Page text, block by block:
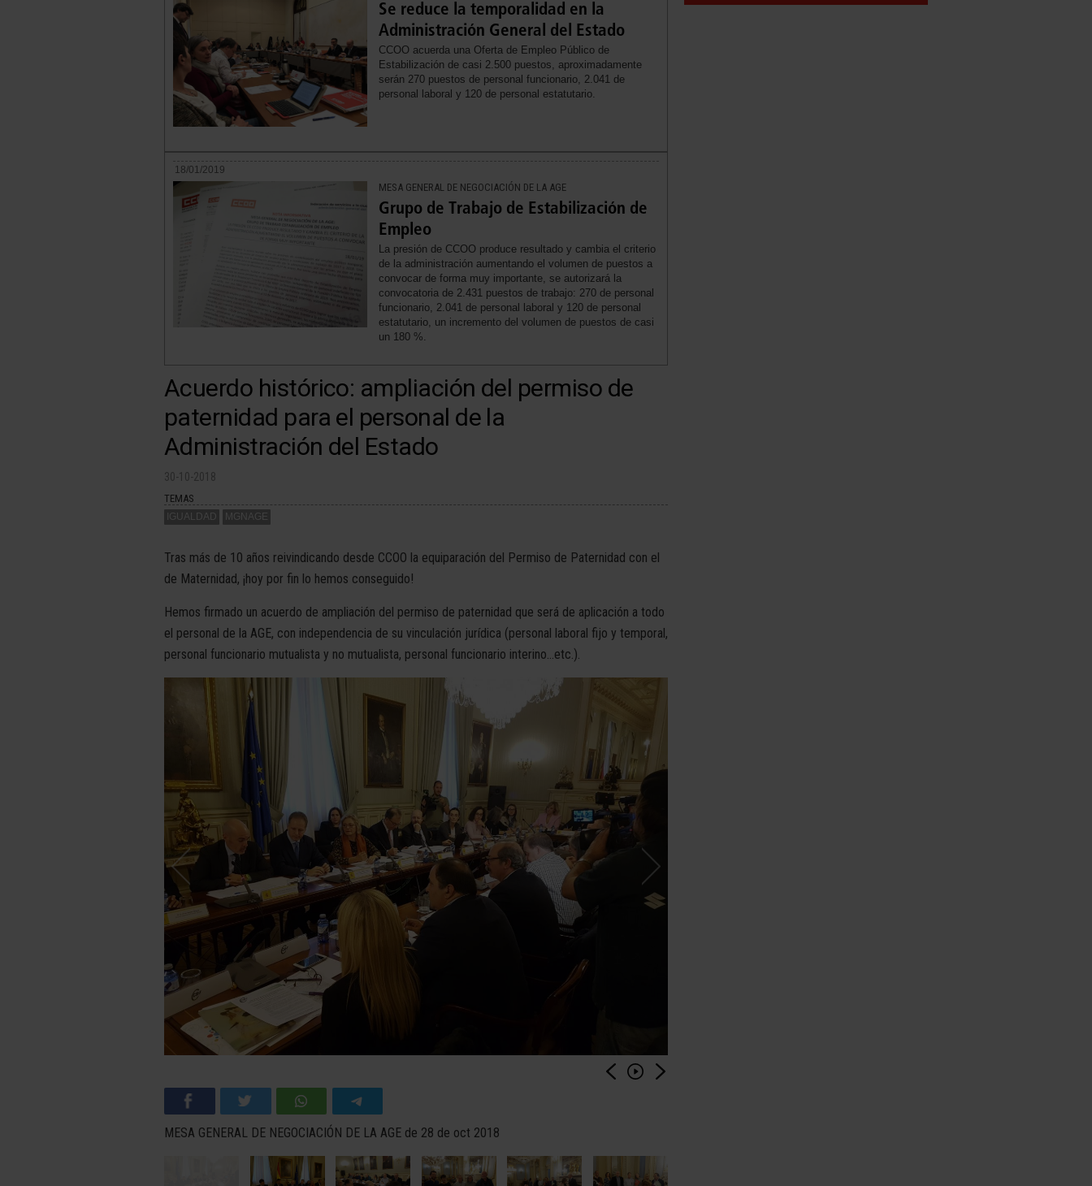
Se reduce la temporalidad en la
Administración General del Estado
CCOO acuerda una Oferta de Empleo Público de
Estabilización de casi 2.500 puestos, aproximadamente
serán 270 puestos de personal funcionario, 2.041 de
personal laboral y 120 de personal estatutario.
18/01/2019
MESA GENERAL DE NEGOCIACIÓN DE LA AGE
Grupo de Trabajo de Estabilización de
Empleo
La presión de CCOO produce resultado y cambia el criterio
de la administración aumentando el volumen de puestos a
convocar de forma muy importante, se autorizará la
convocatoria de 2.431 puestos de trabajo: 270 de personal
funcionario, 2.041 de personal laboral y 120 de personal
estatutario, un incremento del volumen de puestos de casi
un 180 %.
Acuerdo histórico: ampliación del permiso de
paternidad para el personal de la
Administración del Estado
30-10-2018
TEMAS
IGUALDAD MGNAGE
Tras más de 10 años reivindicando desde CCOO la equiparación del Permiso de Paternidad con el
de Maternidad, ¡hoy por fin lo hemos conseguido!
Hemos firmado un acuerdo de ampliación del permiso de paternidad que será de aplicación a todo
el personal de la AGE, con independencia de su vinculación jurídica (personal laboral fijo y temporal,
personal funcionario mutualista y no mutualista, personal funcionario interino…etc.).
MESA GENERAL DE NEGOCIACIÓN DE LA AGE de 28 de oct 2018